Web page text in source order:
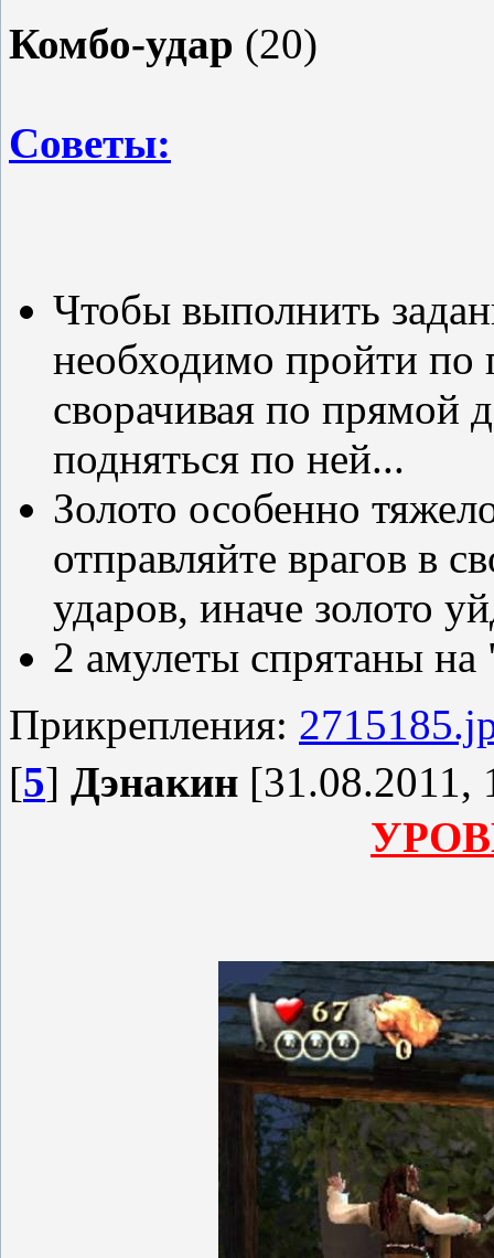
Комбо-удар (20)
Советы:
Чтобы выполнить
необходимо пройти по
сворачивая по прямой
подняться по ней...
Золото особенно
отправляйте врагов в
ударов, иначе золото
2 амулеты спрятаны
Прикрепления:
[5] Дэнакин [31.08.2011,